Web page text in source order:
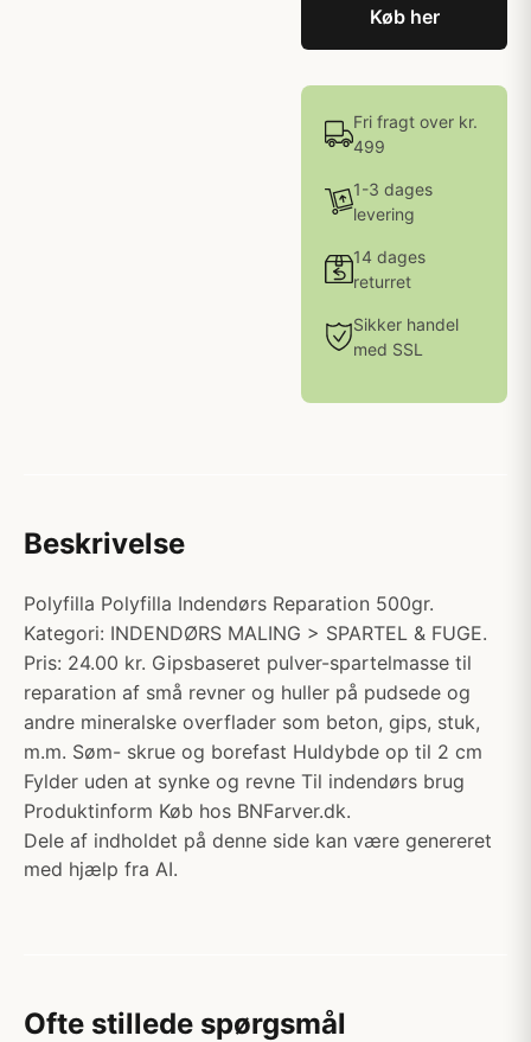
Køb her
Fri fragt over kr.
499
1-3 dages
levering
14 dages
returret
Sikker handel
med SSL
Beskrivelse
Polyfilla Polyfilla Indendørs Reparation 500gr.
Kategori: INDENDØRS MALING > SPARTEL & FUGE.
Pris: 24.00 kr. Gipsbaseret pulver-spartelmasse til
reparation af små revner og huller på pudsede og
andre mineralske overflader som beton, gips, stuk,
m.m. Søm- skrue og borefast Huldybde op til 2 cm
Fylder uden at synke og revne Til indendørs brug
Produktinform Køb hos BNFarver.dk.
Dele af indholdet på denne side kan være genereret
med hjælp fra AI.
Ofte stillede spørgsmål